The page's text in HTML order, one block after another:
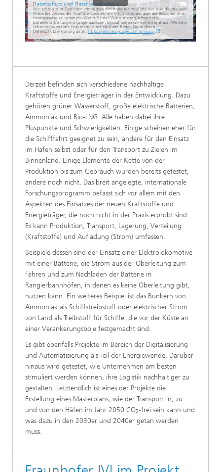
Datenschutz und Datenverarbeitung
Wir setzen zum Einbinden von Videos den Anbieter YouTube ein. Wie die meisten
Websites verwendet YouTube Cookies, um Informationen über die Besucher ihrer
Internetseite zu sammeln. Wenn Sie das Video starten, könnte dies
Datenverarbeitungsvorgänge auslösen. Darauf haben wir keinen Einfluss. Weitere
Informationen über Datenschutz bei YouTube finden Sie in deren
Datenschutzerklärung unter: https://policies.google.com/privacy
Derzeit befinden sich verschiedene nachhaltige
Kraftstoffe und Energieträger in der Entwicklung. Dazu
gehören grüner Wasserstoff, große elektrische Batterien,
Ammoniak und Bio-LNG. Alle haben dabei ihre
Pluspunkte und Schwierigkeiten. Einige scheinen eher für
die Schifffahrt geeignet zu sein, andere für den Einsatz
im Hafen selbst oder für den Transport zu Zielen im
Binnenland. Einige Elemente der Kette von der
Produktion bis zum Gebrauch wurden bereits getestet,
andere noch nicht. Das breit angelegte, internationale
Forschungsprogramm befasst sich vor allem mit den
Aspekten des Einsatzes der neuen Kraftstoffe und
Energieträger, die noch nicht in der Praxis erprobt sind.
Es kann Produktion, Transport, Lagerung, Verteilung
(Kraftstoffe) und Aufladung (Strom) umfassen.
Beispiele dessen sind der Einsatz einer Elektrolokomotive
mit einer Batterie, die Strom aus der Oberleitung zum
Fahren und zum Nachladen der Batterie in
Rangierbahnhöfen, in denen es keine Oberleitung gibt,
nutzen kann. Ein weiteres Beispiel ist das Bunkern von
Ammoniak als Schiffstreibstoff oder elektrischer Strom
von Land als Treibstoff für Schiffe, die vor der Küste an
einer Verankerungsboje festgemacht sind.
Es gibt ebenfalls Projekte im Bereich der Digitalisierung
und Automatisierung als Teil der Energiewende. Darüber
hinaus wird getestet, wie Unternehmen am besten
stimuliert werden können, ihre Logistik nachhaltiger zu
gestalten. Letztendlich ist eines der Projekte die
Erstellung eines Masterplans, wie der Transport in, zu
und von den Häfen im Jahr 2050 CO2-frei sein kann und
was dazu in den 2030er und 2040er getan werden
muss.